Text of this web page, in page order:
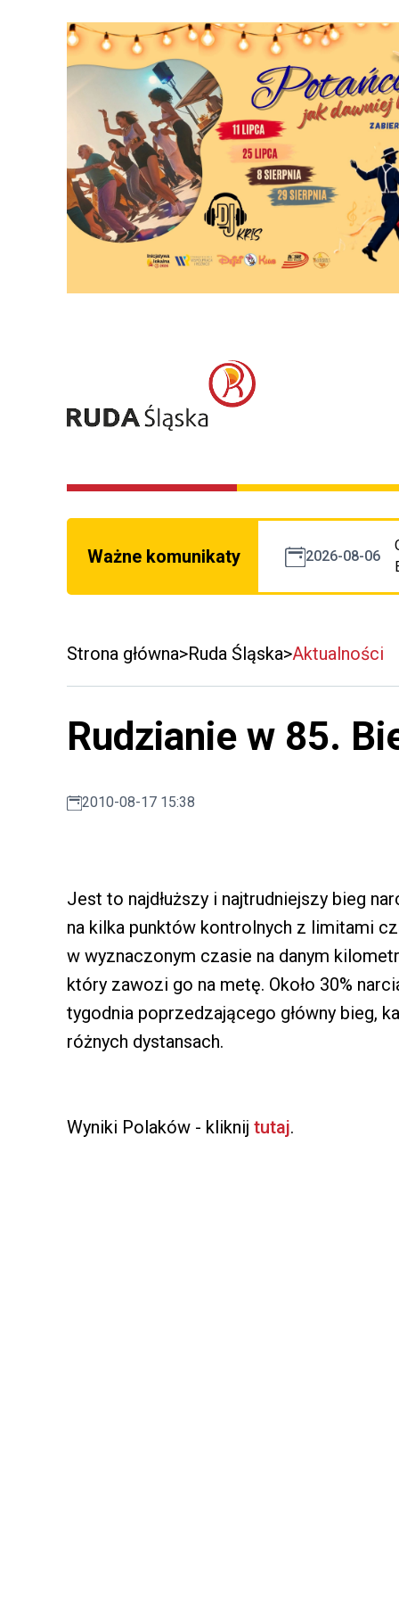
Ważne komunikaty 2026-08-06
Strona główna Ruda Śląska Aktualności
Rudzianie w 85.
2010-08-17 15:38
Jest to najdłuższy i najtrudniejszy bieg
na kilka punktów kontrolnych z limitami
w wyznaczonym czasie na danym
który zawozi go na metę. Około 30%
tygodnia poprzedzającego główny bieg,
różnych dystansach.
Wyniki Polaków - kliknij tutaj.